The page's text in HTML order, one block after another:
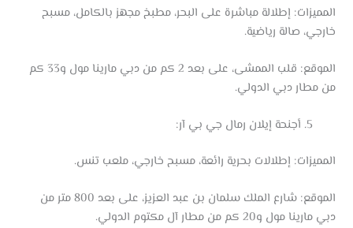
المميزات: إطلالة مباشرة على البحر، مطبخ مجهز بالكامل، مسبح
خارجي، صالة رياضية.
الموقع: قلب الممشى، على بعد 2 كم من دبي مارينا مول و33 كم
من مطار دبي الدولي.
أجنحة إيلان رمال جي بي آر:
المميزات: إطلالات بحرية رائعة، مسبح خارجي، ملعب تنس.
الموقع: شارع الملك سلمان بن عبد العزيز، على بعد 800 متر من
دبي مارينا مول و20 كم من مطار آل مكتوم الدولي.